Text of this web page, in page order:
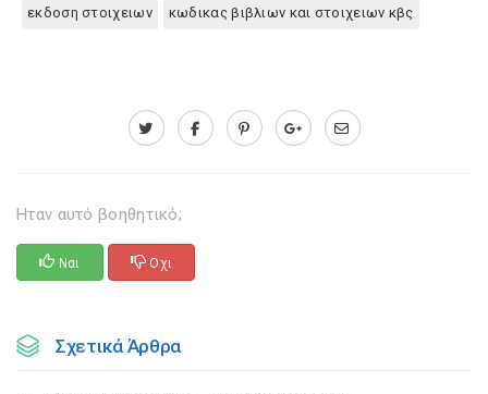
εκδοση στοιχειων κωδικας βιβλιων και στοιχειων κβς
Ηταν αυτό βοηθητικό;
Ναι Οχι
Σχετικά Άρθρα